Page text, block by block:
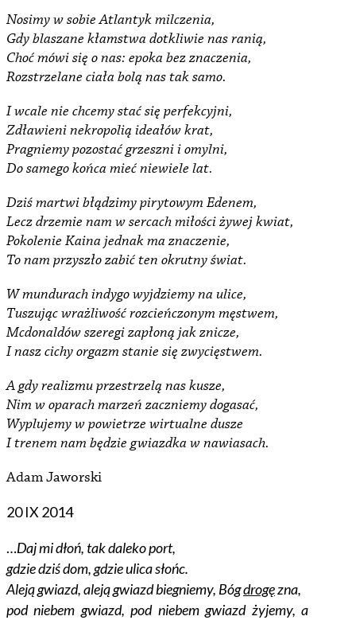
Nosimy w sobie Atlantyk milczenia,
Gdy blaszane kłamstwa dotkliwie nas ranią,
Choć mówi się o nas: epoka bez znaczenia,
Rozstrzelane ciała bolą nas tak samo.
I wcale nie chcemy stać się perfekcyjni,
Zdławieni nekropolią ideałów krat,
Pragniemy pozostać grzeszni i omylni,
Do samego końca mieć niewiele lat.
Dziś martwi błądzimy pirytowym Edenem,
Lecz drzemie nam w sercach miłości żywej kwiat,
Pokolenie Kaina jednak ma znaczenie,
To nam przyszło zabić ten okrutny świat.
W mundurach indygo wyjdziemy na ulice,
Tuszując wrażliwość rozcieńczonym męstwem,
Mcdonaldów szeregi zapłoną jak znicze,
I nasz cichy orgazm stanie się zwycięstwem.
A gdy realizmu przestrzelą nas kusze,
Nim w oparach marzeń zaczniemy dogasać,
Wyplujemy w powietrze wirtualne dusze
I trenem nam będzie gwiazdka w nawiasach.
Adam Jaworski
20 IX 2014
…Daj mi dłoń, tak daleko port,
gdzie dziś dom, gdzie ulica słońc.
Aleją gwiazd, aleją gwiazd biegniemy, Bógdrogęzna,
pod niebem gwiazd, pod niebem gwiazd żyjemy, a